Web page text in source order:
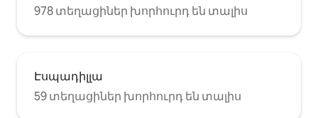
978 տեղացիներ խորհուրդ են տալիս
Էսպադիլլա
59 տեղացիներ խորհուրդ են տալիս